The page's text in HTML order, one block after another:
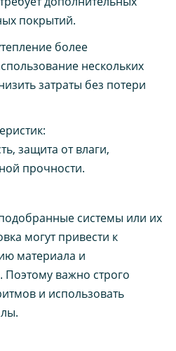
покрытий.
более
нескольких
затраты без потери
защита от влаги,
прочности.
системы или их
могут привести к
материала и
важно строго
и использовать